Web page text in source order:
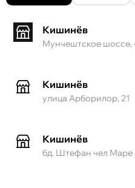
Кишинёв
Мунчештское шоссе,
Кишинёв
улица Арборилор, 21
Кишинёв
бд. Штефан чел Маре